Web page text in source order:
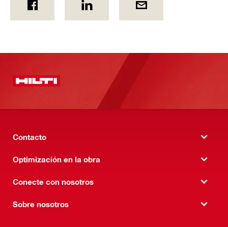
Contacto
Optimización en la obra
Conecte con nosotros
Sobre nosotros